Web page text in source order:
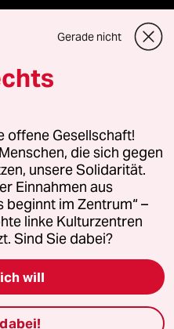
GmbH
Fragen oder für Genehmigungen
Kommune-Richtlinien
Impressum AGB
(Ads)
Gerade nicht
offene Gesellschaft!
die sich gegen
unsere Solidarität.
Einnahmen aus
beginnt im Zentrum“ –
linke Kulturzentren
Sind Sie dabei?
will